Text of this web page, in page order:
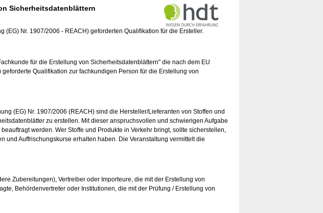
Sicherheitsdatenblättern
(EG) Nr. 1907/2006 - REACH) geforderten Qualifikation für die Ersteller.
für die Erstellung von Sicherheitsdatenblättern" die nach dem EU
Qualifikation zur fachkundigen Person für die Erstellung von
(EG) Nr. 1907/2006 (REACH) sind die Hersteller/Lieferanten von Stoffen und
zu erstellen. Mit dieser anspruchsvollen und schwierigen Aufgabe
werden. Wer Stoffe und Produkte in Verkehr bringt, sollte sicherstellen,
und Auffrischungskurse erhalten haben. Die Veranstaltung vermittelt die
Zubereitungen), Vertreiber oder Importeure, die mit der Erstellung von
Behördenvertreter oder Institutionen, die mit der Prüfung / Erstellung von